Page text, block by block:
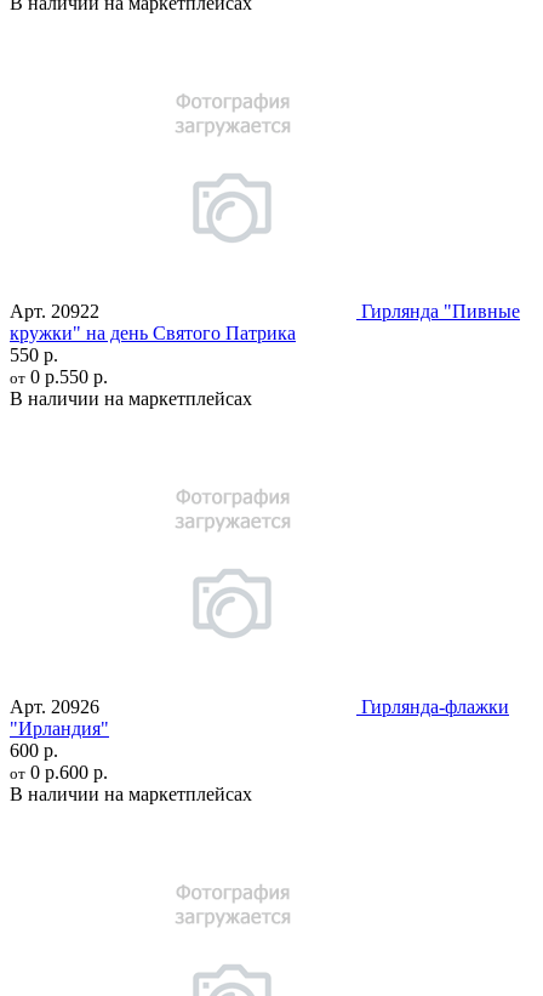
Арт. 20922
Гирлянда "Пивные
кружки" на день Святого Патрика
550 р.
от 0 р.550 р.
В наличии на маркетплейсах
Арт. 20926
Гирлянда-флажки
"Ирландия"
600 р.
от 0 р.600 р.
В наличии на маркетплейсах